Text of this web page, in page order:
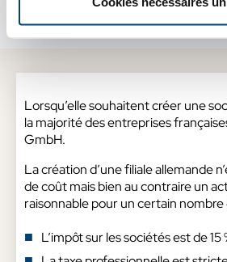
Lorsqu’elle souhaitent créer une
la majorité des entreprises
GmbH.
La création d’une filiale allemande
de coût mais bien au contraire un
raisonnable pour un certain
L’impôt sur les sociétés est de 15